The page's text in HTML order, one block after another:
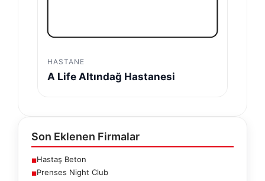
HASTANE
A Life Altındağ Hastanesi
Son Eklenen Firmalar
■Hastaş Beton
■Prenses Night Club